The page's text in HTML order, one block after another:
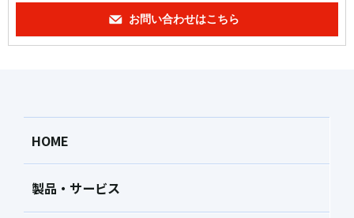
お問い合わせはこちら
HOME
製品・サービス